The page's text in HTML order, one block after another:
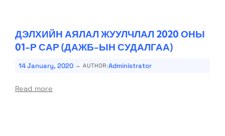
ДЭЛХИЙН АЯЛАЛ ЖУУЛЧЛАЛ 2020 ОНЫ
01-Р САР (ДАЖБ-ЫН СУДАЛГАА)
14 January, 2020 - AUTHOR:Administrator
Read more